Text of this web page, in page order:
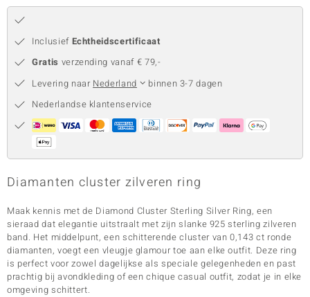
Inclusief Echtheidscertificaat
Gratis verzending vanaf € 79,-
Levering naar Nederland
binnen 3-7 dagen
Nederlandse klantenservice
Diamanten cluster zilveren ring
Maak kennis met de Diamond Cluster Sterling Silver Ring, een
sieraad dat elegantie uitstraalt met zijn slanke 925 sterling zilveren
band. Het middelpunt, een schitterende cluster van 0,143 ct ronde
diamanten, voegt een vleugje glamour toe aan elke outfit. Deze ring
is perfect voor zowel dagelijkse als speciale gelegenheden en past
prachtig bij avondkleding of een chique casual outfit, zodat je in elke
omgeving schittert.